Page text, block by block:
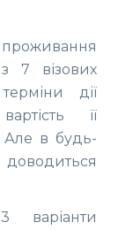
7 візових
дії
її
Але в будь-
варіанти